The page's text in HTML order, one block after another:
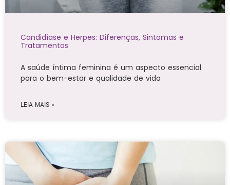
Candidíase e Herpes: Diferenças, Sintomas e
Tratamentos
A saúde íntima feminina é um aspecto essencial
para o bem-estar e qualidade de vida
LEIA MAIS »